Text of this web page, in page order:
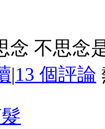
念 不思念
|13 個評論